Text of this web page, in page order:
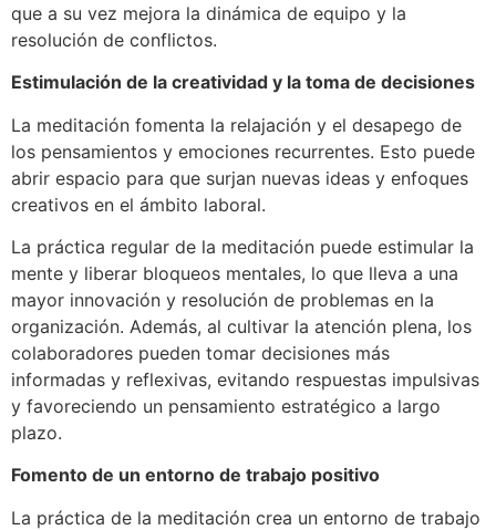
que a su vez mejora la dinámica de equipo y la
resolución de conflictos.
Estimulación de la creatividad y la toma de decisiones
La meditación fomenta la relajación y el desapego de
los pensamientos y emociones recurrentes. Esto puede
abrir espacio para que surjan nuevas ideas y enfoques
creativos en el ámbito laboral.
La práctica regular de la meditación puede estimular la
mente y liberar bloqueos mentales, lo que lleva a una
mayor innovación y resolución de problemas en la
organización. Además, al cultivar la atención plena, los
colaboradores pueden tomar decisiones más
informadas y reflexivas, evitando respuestas impulsivas
y favoreciendo un pensamiento estratégico a largo
plazo.
Fomento de un entorno de trabajo positivo
La práctica de la meditación crea un entorno de trabajo